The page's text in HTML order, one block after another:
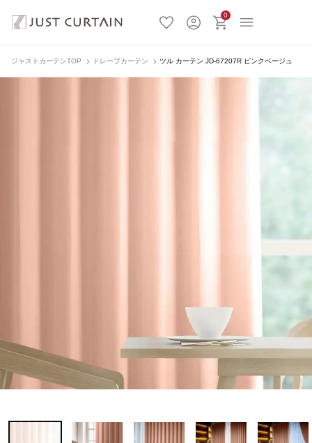
0
ジャストカーテンTOP ドレープカーテン ツル カーテン JD-67207R ピンクベージュ